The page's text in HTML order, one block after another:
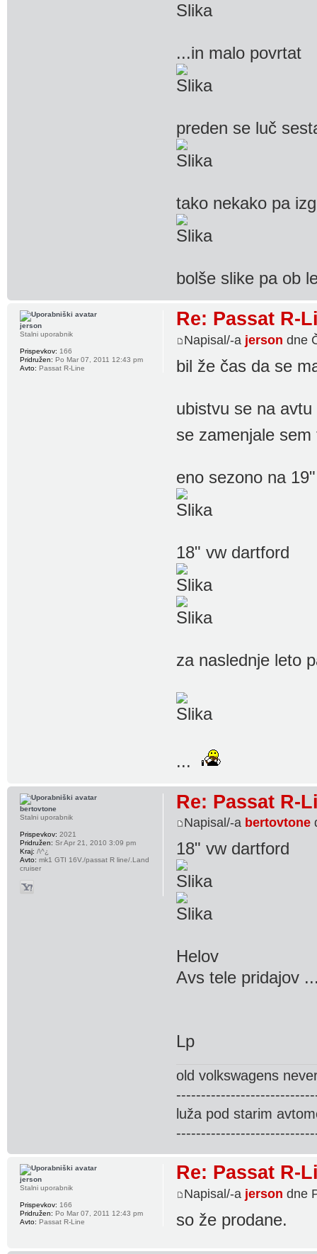
...in malo povrtat
preden se luč
tako nekako pa
bolše slike pa ob
Re: Passat R-
Napisal/-a jerson dne
bil že čas da se
ubistvu se na
se zamenjale
eno sezono na
18" vw dartford
za naslednje leto
...
jerson
Stalni uporabnik
Prispevkov: 166
Pridružen: Po Mar 07, 2011 12:43 pm
Avto: Passat R-Line
Re: Passat R-
Napisal/-a bertovtone
18" vw dartford
Helov
Avs tele pridajov
Lp
old volkswagens
luža pod starim
bertovtone
Stalni uporabnik
Prispevkov: 2021
Pridružen: Sr Apr 21, 2010 3:09 pm
Kraj: /\^¿
Avto: mk1 GTI 16V./passat R line/.Land
cruiser
Re: Passat R-
Napisal/-a jerson dne
so že prodane.
jerson
Stalni uporabnik
Prispevkov: 166
Pridružen: Po Mar 07, 2011 12:43 pm
Avto: Passat R-Line